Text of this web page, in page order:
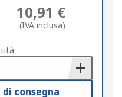
10,91 €
(IVA inclusa)
consegna